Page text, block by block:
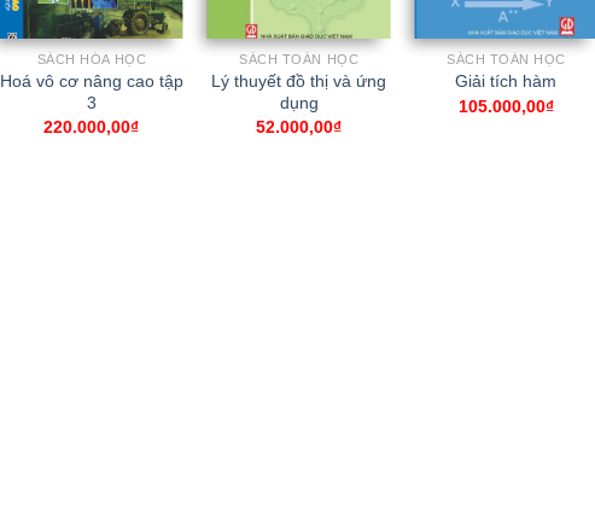
SÁCH HÓA HỌC
Hoá vô cơ nâng cao tập
3
220.000,00₫
SÁCH TOÁN HỌC
Lý thuyết đồ thị và ứng
dụng
52.000,00₫
SÁCH TOÁN HỌC
Giải tích hàm
105.000,00₫